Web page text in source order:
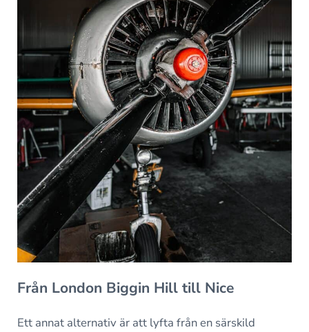
Från London Biggin Hill till Nice
Ett annat alternativ är att lyfta från en särskild